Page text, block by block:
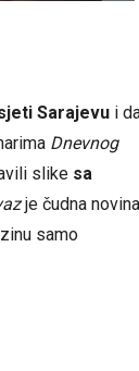
Sarajevu i
Dnevnog
slike sa
je čudna
samo